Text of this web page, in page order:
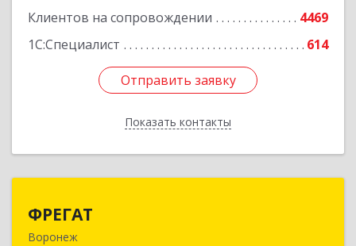
Клиентов на сопровождении
4469
1С:Специалист
614
Отправить заявку
Показать контакты
Отправить заявку
Назад
ФРЕГАТ
Воронеж